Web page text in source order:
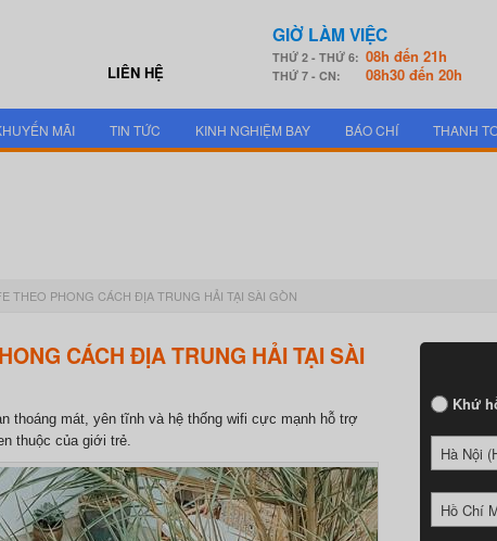
LIÊN HỆ
GIỜ LÀM VIỆC
THỨ 2 - THỨ 6: 08h đến 21h
THỨ 7 - CN: 08h30 đến 20h
MÃI TIN TỨC KINH NGHIỆM BAY BÁO CHÍ THANH
THEO PHONG CÁCH ĐỊA TRUNG HẢI TẠI SÀI GÒN
CÁCH ĐỊA TRUNG HẢI TẠI SÀI
thoáng mát, yên tĩnh và hệ thống wifi cực mạnh hỗ trợ
thuộc của giới trẻ.
Khứ
Hà Nội
Hồ Chí